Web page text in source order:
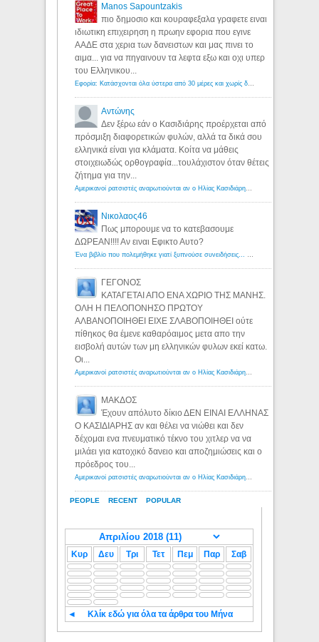
PEOPLE RECENT POPULAR
Manos Sapountzakis
πιο δημοσιο και κουραφεξαλα γραφετε ειναι
ιδιωτικη επιχειρηση η πρωην εφορια που εγινε
ΑΑΔΕ στα χερια των δανειστων και μας πινει το
αιμα... για να πηγαινουν τα λεφτα εξω και οχι υπερ
του Ελληνικου...
Αντώνης
Δεν ξέρω εάν ο Κασιδιάρης προέρχεται από
πρόσμιξη διαφορετικών φυλών, αλλά τα δικά σου
ελληνικά είναι για κλάματα. Κοίτα να μάθεις
στοιχειωδώς ορθογραφία...τουλάχιστον όταν θέτεις
ζήτημα για την...
Νικολαος46
Πως μπορουμε να το κατεβασουμε
ΔΩΡΕΑΝ!!!! Αν ειναι Εφικτο Αυτο?
ΓΕΓΟΝΟΣ
ΚΑΤΑΓΕΤΑΙ ΑΠΟ ΕΝΑ ΧΩΡΙΟ ΤΗΣ ΜΑΝΗΣ.
ΟΛΗ Η ΠΕΛΟΠΟΝΗΣΟ ΠΡΩΤΟΥ
ΑΛΒΑΝΟΠΟΙΗΘΕΙ ΕΙΧΕ ΣΛΑΒΟΠΟΙΗΘΕΙ ούτε
πίθηκος θα έμενε καθαρόαιμος μετα απο την
εισβολή αυτών των μη ελληνικών φυλων εκεί κατω.
Οι...
ΜΑΚΔΟΣ
Έχουν απόλυτο δίκιο ΔΕΝ ΕΙΝΑΙ ΕΛΛΗΝΑΣ
Ο ΚΑΣΙΔΙΑΡΗΣ αν και θέλει να νιώθει και δεν
δέχομαι ενα πνευματικό τέκνο του χιτλερ να να
μιλάει για κατοχικό δανειο και αποζημιώσεις και ο
πρόεδρος του...
Κυρ Δευ Τρι Τετ Πεμ Παρ Σαβ
◄ Κλίκ εδώ για όλα τα άρθρα του Μήνα